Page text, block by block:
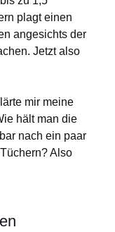
plagt einen
angesichts der
Jetzt also
mir meine
hält man die
nach ein paar
Also